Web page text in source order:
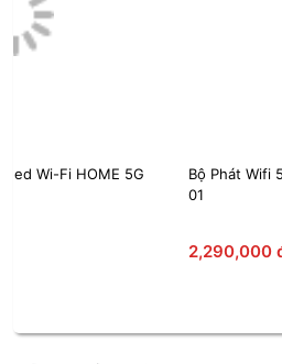
Wi-Fi HOME 5G
Bộ Phát Wifi
01
2,290,000